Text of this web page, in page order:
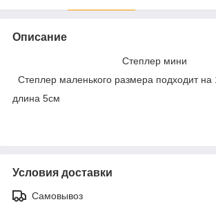
Описание
Степлер мини
Степлер маленького размера подходит на
длина 5см
Условия доставки
Самовывоз